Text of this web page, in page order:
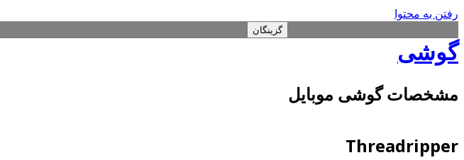
رفتن به محتوا
گوشی
مشخصات گوشی موبایل
گزینگان
Threadripper